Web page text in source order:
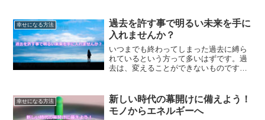
ようと思った時のお話です。
幸せになる方法
過去を許す事で明るい未来を手に
入れませんか？
いつまでも終わってしまった過去に縛ら
れているという方って多いはずです。過
去は、変えることができないものです。
幸せになる方法
新しい時代の幕開けに備えよう！
モノからエネルギーへ